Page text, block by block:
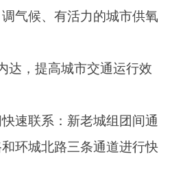
观风貌特色，全域依
以文化特色为引领，
协同、多点共生的风
画卷的主题风貌。
类色彩引导。老城住